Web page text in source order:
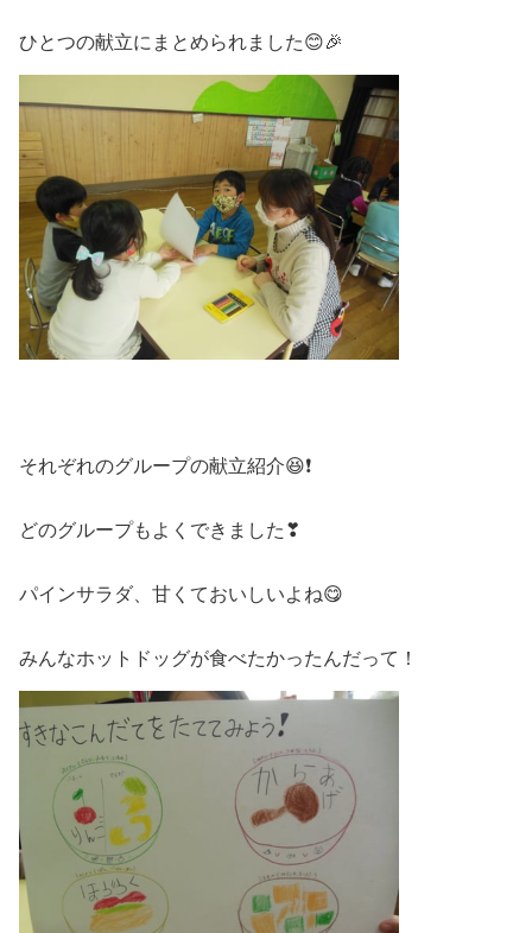
ひとつの献立にまとめられました😊🎉
それぞれのグループの献立紹介😆❗
どのグループもよくできました❣
パインサラダ、甘くておいしいよね😋
みんなホットドッグが食べたかったんだって！